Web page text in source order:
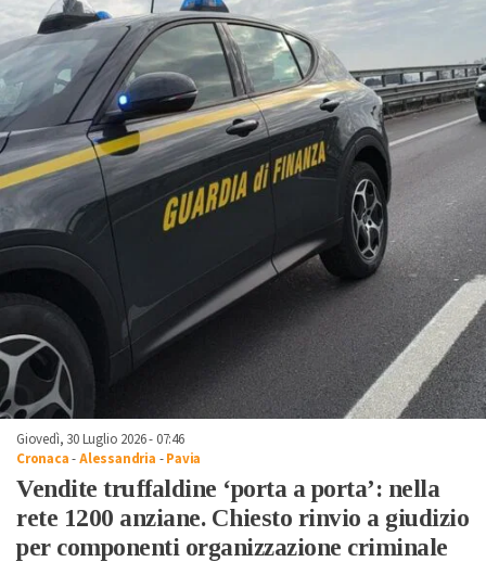
Giovedì, 30 Luglio 2026 - 07:46
Cronaca-Alessandria -Pavia
Vendite truffaldine ‘porta a porta’: nella
rete 1200 anziane. Chiesto rinvio a giudizio
per componenti organizzazione criminale